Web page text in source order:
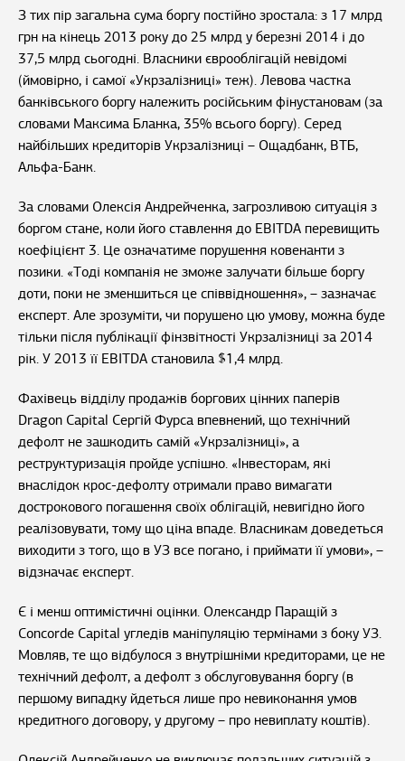
З тих пір загальна сума боргу постійно зростала: з 17 млрд
грн на кінець 2013 року до 25 млрд у березні 2014 і до
37,5 млрд сьогодні. Власники єврооблігацій невідомі
(ймовірно, і самої «Укрзалізниці» теж). Левова частка
банківського боргу належить російським фінустановам (за
словами Максима Бланка, 35% всього боргу). Серед
найбільших кредиторів Укрзалізниці – Ощадбанк, ВТБ,
Альфа-Банк.
За словами Олексія Андрейченка, загрозливою ситуація з
боргом стане, коли його ставлення до EBITDA перевищить
коефіцієнт 3. Це означатиме порушення ковенанти з
позики. «Тоді компанія не зможе залучати більше боргу
доти, поки не зменшиться це співвідношення», – зазначає
експерт. Але зрозуміти, чи порушено цю умову, можна буде
тільки після публікації фінзвітності Укрзалізниці за 2014
рік. У 2013 її EBITDA становила $1,4 млрд.
Фахівець відділу продажів боргових цінних паперів
Dragon Capital Сергій Фурса впевнений, що технічний
дефолт не зашкодить самій «Укрзалізниці», а
реструктуризація пройде успішно. «Інвесторам, які
внаслідок крос-дефолту отримали право вимагати
дострокового погашення своїх облігацій, невигідно його
реалізовувати, тому що ціна впаде. Власникам доведеться
виходити з того, що в УЗ все погано, і приймати її умови», –
відзначає експерт.
Є і менш оптимістичні оцінки. Олександр Паращій з
Concorde Capital угледів маніпуляцію термінами з боку УЗ.
Мовляв, те що відбулося з внутрішніми кредиторами, це не
технічний дефолт, а дефолт з обслуговування боргу (в
першому випадку йдеться лише про невиконання умов
кредитного договору, у другому – про невиплату коштів).